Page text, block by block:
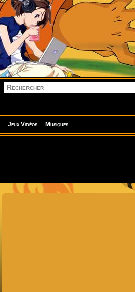
Jeux Vidéos Musiques